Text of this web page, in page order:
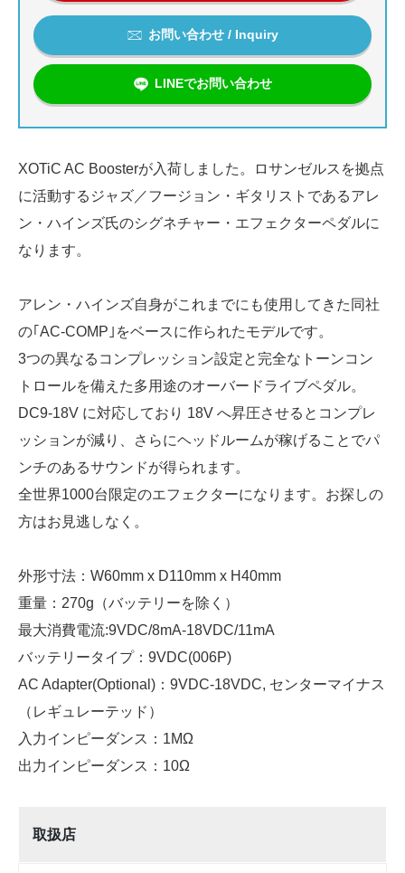
お問い合わせ / Inquiry
LINEでお問い合わせ
XOTiC AC Boosterが入荷しました。ロサンゼルスを拠点
に活動するジャズ／フージョン・ギタリストであるアレ
ン・ハインズ氏のシグネチャー・エフェクターペダルに
なります。
アレン・ハインズ自身がこれまでにも使用してきた同社
の｢AC-COMP｣をベースに作られたモデルです。
3つの異なるコンプレッション設定と完全なトーンコン
トロールを備えた多用途のオーバードライブペダル。
DC9-18V に対応しており 18V へ昇圧させるとコンプレ
ッションが減り、さらにヘッドルームが稼げることでパ
ンチのあるサウンドが得られます。
全世界1000台限定のエフェクターになります。お探しの
方はお見逃しなく。
外形寸法：W60mm x D110mm x H40mm
重量：270g（バッテリーを除く）
最大消費電流:9VDC/8mA-18VDC/11mA
バッテリータイプ：9VDC(006P)
AC Adapter(Optional)：9VDC-18VDC, センターマイナス
（レギュレーテッド）
入力インピーダンス：1MΩ
出力インピーダンス：10Ω
取扱店